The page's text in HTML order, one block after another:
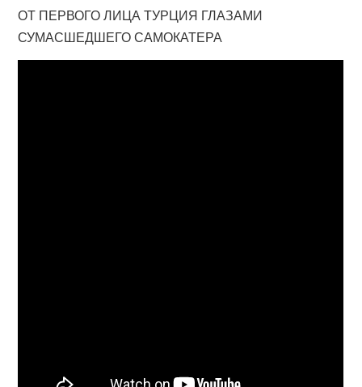
ОТ ПЕРВОГО ЛИЦА ТУРЦИЯ ГЛАЗАМИ
СУМАСШЕДШЕГО САМОКАТЕРА